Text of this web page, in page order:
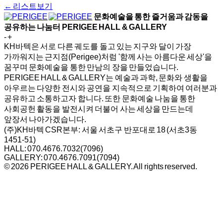
← 리스트보기
문화예술을 통한 즐거움과 감동을
공유하는 나눔터 PERIGEE HALL & GALLERY
-+
KH바텍은 서로 다른 궤도를 돌고 있는 지구와 달이 가장
가까워지는 근지점(Perigee)처럼 '함께 사는 아름다운 세상'을
꿈꾸며 문화예술을 통한 만남의 장을 만들었습니다.
PERIGEE HALL & GALLERY는 예술과 과학, 문화와 생활을
아우르는 다양한 전시와 공연을 지속적으로 기획하여 여러분과
공유하고 소통하고자 합니다. 또한 문화예술 나눔을 통한
사회공헌 활동을 발전시켜 더불어 사는 세상을 만드는데
앞장서 나아가겠습니다.
(주)KH바텍 CSR본부: 서울 서초구 반포대로 18 (서초3동
1451-51)
HALL: 070.4676.7032(7096)
GALLERY: 070.4676.7091(7094)
© 2026 PERIGEE HALL & GALLERY.All rights reserved.